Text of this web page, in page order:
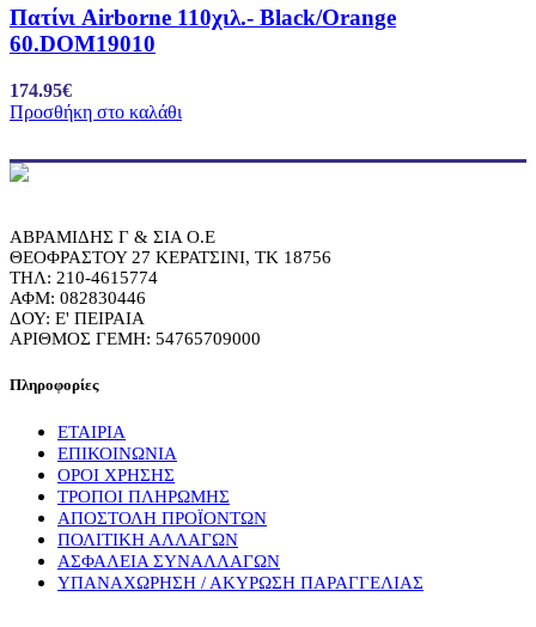
Πατίνι Airborne 110χιλ.- Black/Orange
60.DOM19010
174.95€
Προσθήκη στο καλάθι
ΑΒΡΑΜΙΔΗΣ Γ & ΣΙΑ Ο.Ε
ΘΕΟΦΡΑΣΤΟΥ 27 ΚΕΡΑΤΣΙΝΙ, ΤΚ 18756
ΤΗΛ: 210-4615774
ΑΦΜ: 082830446
ΔΟΥ: Ε' ΠΕΙΡΑΙΑ
ΑΡΙΘΜΟΣ ΓΕΜΗ: 54765709000
Πληροφορίες
ΕΤΑΙΡΙΑ
ΕΠΙΚΟΙΝΩΝΙΑ
ΟΡΟΙ ΧΡΗΣΗΣ
ΤΡΟΠΟΙ ΠΛΗΡΩΜΗΣ
ΑΠΟΣΤΟΛΗ ΠΡΟΪΟΝΤΩΝ
ΠΟΛΙΤΙΚΗ ΑΛΛΑΓΩΝ
ΑΣΦΑΛΕΙΑ ΣΥΝΑΛΛΑΓΩΝ
ΥΠΑΝΑΧΩΡΗΣΗ / ΑΚΥΡΩΣΗ ΠΑΡΑΓΓΕΛΙΑΣ